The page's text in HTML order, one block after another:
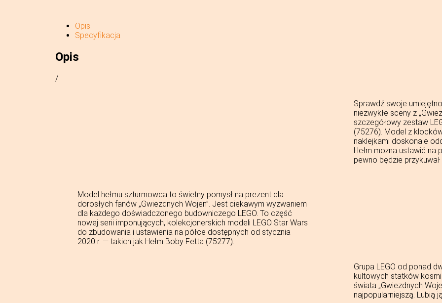
Opis
Specyfikacja
Opis
/
Sprawdź swoje
niezwykłe sceny z
szczegółowy zestaw
(75276). Model z
naklejkami doskonale
Hełm można ustawić
pewno będzie
Model hełmu szturmowca to świetny pomysł na prezent dla
dorosłych fanów „Gwiezdnych Wojen”. Jest ciekawym wyzwaniem
dla każdego doświadczonego budowniczego LEGO. To część
nowej serii imponujących, kolekcjonerskich modeli LEGO Star Wars
do zbudowania i ustawienia na półce dostępnych od stycznia
2020 r. — takich jak Hełm Boby Fetta (75277).
Grupa LEGO od ponad
kultowych statków
świata „Gwiezdnych
najpopularniejszą. Lubią